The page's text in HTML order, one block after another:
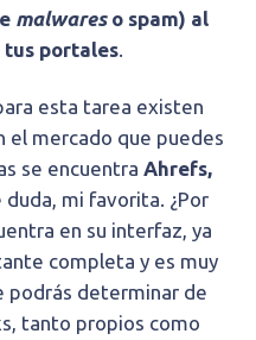
malwareso spam) al
tus portales.
esta tarea existen
el mercado que puedes
se encuentra Ahrefs,
mi favorita. ¿Por
en su interfaz, ya
completa y es muy
podrás determinar de
tanto propios como